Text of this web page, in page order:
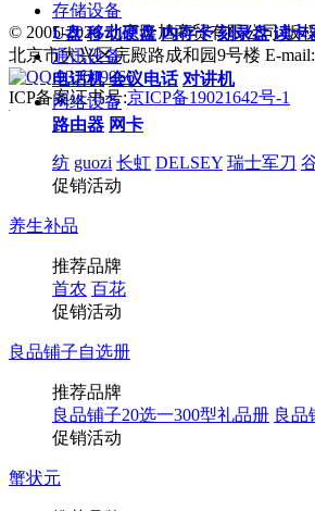
存储设备
U盘 移动硬盘 内存卡 刻录盘 读卡
通讯设备
电话机 会议电话 对讲机
网络设备
路由器 网卡
纺 guozi 长虹 DELSEY 瑞士军刀
促销活动
养生补品
推荐品牌
首农 百花
促销活动
良品铺子自选册
推荐品牌
良品铺子20选一300型礼品册 良品
促销活动
蟹状元
© 2005-2026 北京隆旭商贸有限公司 版
北京市大兴区庑殿路成和园9号楼 E-mail:
931609966
ICP备案证书号:京ICP备19021642号-1